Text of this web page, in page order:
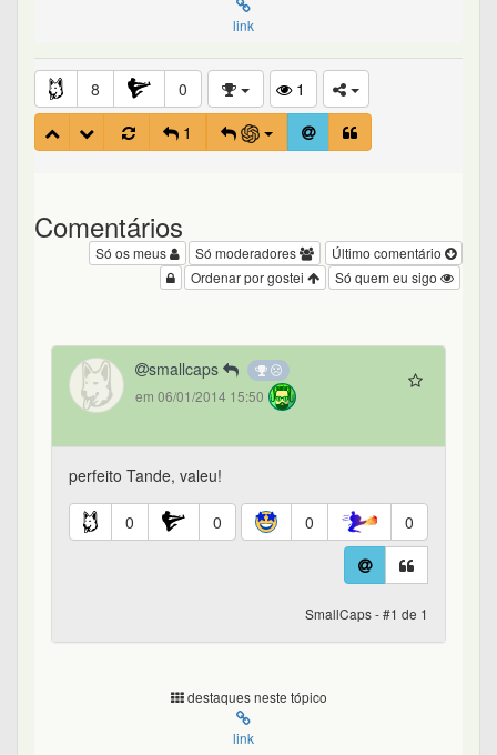
link
8 0
1
1
Comentários
Último comentário
Só moderadores
Só os meus
Só quem eu sigo
Ordenar por gostei
smallcaps
em 06/01/2014 15:50
perfeito Tande, valeu!
0 0 0 0
SmallCaps - #1 de 1
destaques neste tópico
link